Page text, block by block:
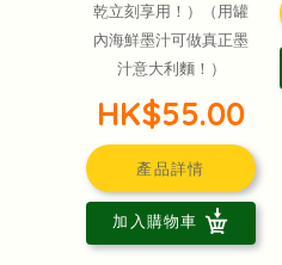
乾立刻享用！）（用罐
內海鮮墨汁可做真正墨
汁意大利麵！）
HK$55.00
產品詳情
加入購物車